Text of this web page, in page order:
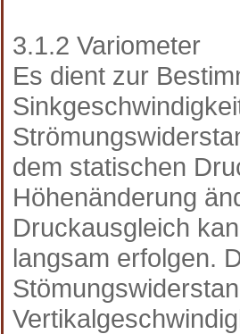
3.1.2 Variometer
Es dient zur
dem statischen
Höhenänderung
Druckausgleich
langsam erfolgen.